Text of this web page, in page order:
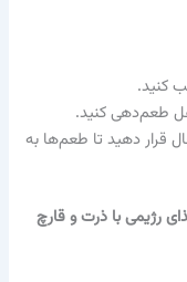
کنید.
طعم‌دهی کنید.
در یخچال قرار دهید تا طعم‌ها به
رژیمی با ذرت و قارچ